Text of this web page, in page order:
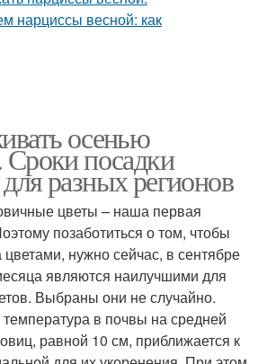
осенью
посадки
разных регионов
цветы – наша первая
позаботиться о том, чтобы
цветами, нужно сейчас, в сентябре
являются наилучшими для
Выбраны они не случайно.
в почвы на средней
равной 10 см, приближается к